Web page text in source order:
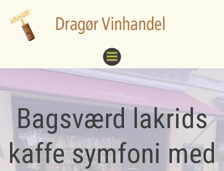
indhold
Bagsværd lakrids
kaffe symfoni med